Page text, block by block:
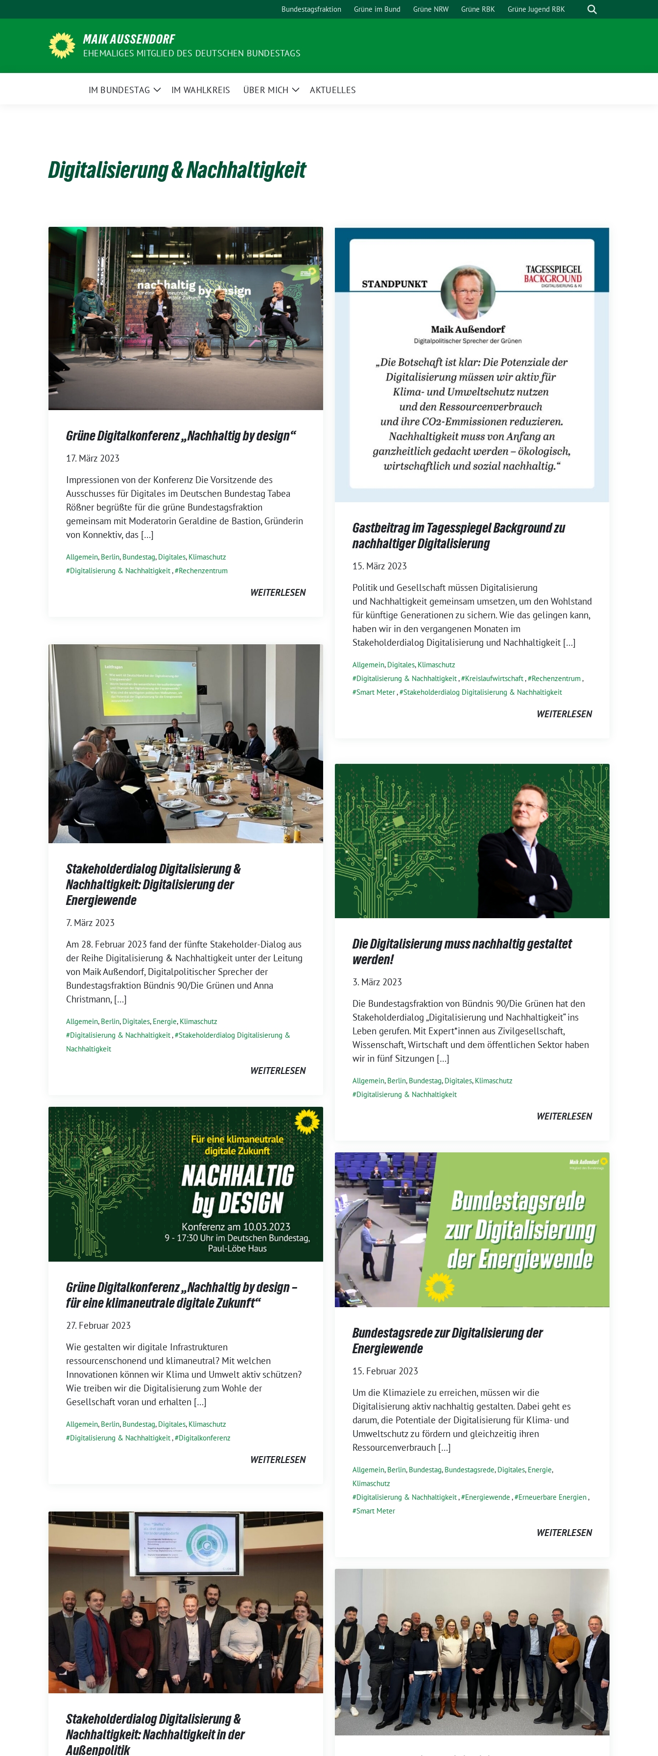
zum
Bundestagsfraktion Grüne im Bund Grüne NRW Grüne RBK Grüne Jugend RBK Suche
MAIK AUSSENDORF
EHEMALIGES MITGLIED DES DEUTSCHEN BUNDESTAGS
IM BUNDESTAG
ZeigeIM WAHLKREIS ÜBER MICH
ZeigeAKTUELLES
Digitalisierung & Nachhaltigkeit
Grüne Digitalkonferenz „Nachhaltig by design“
17. März 2023
Impressionen von der Konferenz Die Vorsitzende des
Ausschusses für Digitales im Deutschen Bundestag Tabea
Rößner begrüßte für die grüne Bundestagsfraktion
gemeinsam mit Moderatorin Geraldine de Bastion, Gründerin
von Konnektiv, das […]
Allgemein, Berlin, Bundestag, Digitales, Klimaschutz
Digitalisierung & Nachhaltigkeit, Rechenzentrum
WEITERLESEN
Gastbeitrag im Tagesspiegel Background zu
nachhaltiger Digitalisierung
15. März 2023
Politik und Gesellschaft müssen Digitalisierung
und Nachhaltigkeit gemeinsam umsetzen, um den Wohlstand
für künftige Generationen zu sichern. Wie das gelingen kann,
haben wir in den vergangenen Monaten im
Stakeholderdialog Digitalisierung und Nachhaltigkeit […]
Allgemein, Digitales, Klimaschutz
Digitalisierung & Nachhaltigkeit, Kreislaufwirtschaft, Rechenzentrum,
Smart Meter, Stakeholderdialog Digitalisierung & Nachhaltigkeit
WEITERLESEN
Stakeholderdialog Digitalisierung &
Nachhaltigkeit: Digitalisierung der
Energiewende
7. März 2023
Am 28. Februar 2023 fand der fünfte Stakeholder-Dialog aus
der Reihe Digitalisierung & Nachhaltigkeit unter der Leitung
von Maik Außendorf, Digitalpolitischer Sprecher der
Bundestagsfraktion Bündnis 90/Die Grünen und Anna
Christmann, […]
Allgemein, Berlin, Digitales, Energie, Klimaschutz
Digitalisierung & Nachhaltigkeit, Stakeholderdialog Digitalisierung &
Nachhaltigkeit
WEITERLESEN
Die Digitalisierung muss nachhaltig gestaltet
werden!
3. März 2023
Die Bundestagsfraktion von Bündnis 90/Die Grünen hat den
Stakeholderdialog „Digitalisierung und Nachhaltigkeit“ ins
Leben gerufen. Mit Expert*innen aus Zivilgesellschaft,
Wissenschaft, Wirtschaft und dem öffentlichen Sektor haben
wir in fünf Sitzungen […]
Allgemein, Berlin, Bundestag, Digitales, Klimaschutz
Digitalisierung & Nachhaltigkeit
WEITERLESEN
Grüne Digitalkonferenz „Nachhaltig by design –
für eine klimaneutrale digitale Zukunft“
27. Februar 2023
Wie gestalten wir digitale Infrastrukturen
ressourcenschonend und klimaneutral? Mit welchen
Innovationen können wir Klima und Umwelt aktiv schützen?
Wie treiben wir die Digitalisierung zum Wohle der
Gesellschaft voran und erhalten […]
Allgemein, Berlin, Bundestag, Digitales, Klimaschutz
Digitalisierung & Nachhaltigkeit, Digitalkonferenz
WEITERLESEN
Bundestagsrede zur Digitalisierung der
Energiewende
15. Februar 2023
Um die Klimaziele zu erreichen, müssen wir die
Digitalisierung aktiv nachhaltig gestalten. Dabei geht es
darum, die Potentiale der Digitalisierung für Klima- und
Umweltschutz zu fördern und gleichzeitig ihren
Ressourcenverbrauch […]
Allgemein, Berlin, Bundestag, Bundestagsrede, Digitales, Energie,
Klimaschutz
Digitalisierung & Nachhaltigkeit, Energiewende , Erneuerbare Energien,
Smart Meter
WEITERLESEN
Stakeholderdialog Digitalisierung &
Nachhaltigkeit: Nachhaltigkeit in der
Außenpolitik